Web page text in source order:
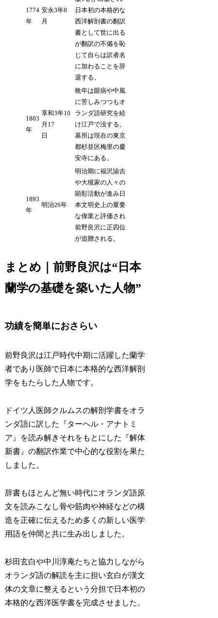
1774
年
安永3年8
月
日本初の本格的な
西洋解剖書の翻訳
書として世に出る
が翻訳の不備を恥
じて自らは訳者名
に加わることを辞
退する。
1803
年
享和3年10
月17
日
晩年は眼病や中風
に苦しみつつもオ
ランダ語研究を続
け江戸で没する。
墓所は現在の東京
都杉並区梅里の慶
安寺にある。
1893
年
明治26年
明治期に福沢諭吉
や大槻家の人々の
顕彰活動が進み日
本文明史上の重要
な偉業と評価され
前野良沢に正四位
が追贈される。
まとめ｜前野良沢は“日本
蘭学の基礎を築いた人物”
功績を簡単におさらい
前野良沢は江戸時代中期に活躍した蘭学
者であり医師で日本に本格的な西洋解剖
学をもたらした人物です。
ドイツ人医師クルムスの解剖学書をオラ
ンダ語に訳した『ターヘル・アナトミ
ア』を読み解きそれをもとにした『解体
新書』の翻訳作業で中心的な役割を果た
しました。
辞書もほとんど無い時代にオランダ語原
文を読みこなし骨や筋肉や神経などの構
造を正確に伝えるため多くの新しい医学
用語を仲間と共に生み出しました。
杉田玄白や中川淳庵たちと協力しながら
オランダ語の解読を主に担い玄白が漢文
体の文章に整えるという分担で日本初の
本格的な西洋医学書を完成させました。